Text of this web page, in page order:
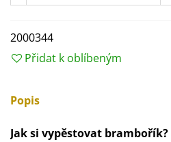
2000344
Přidat k oblíbeným
Popis
Jak si vypěstovat brambořík?